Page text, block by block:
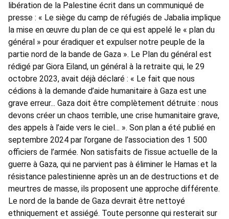
libération de la Palestine écrit dans un communiqué de
presse : « Le siège du camp de réfugiés de Jabalia implique
la mise en œuvre du plan de ce qui est appelé le « plan du
général » pour éradiquer et expulser notre peuple de la
partie nord de la bande de Gaza ». Le Plan du général est
rédigé par Giora Eiland, un général à la retraite qui, le 29
octobre 2023, avait déjà déclaré : « Le fait que nous
cédions à la demande d’aide humanitaire à Gaza est une
grave erreur... Gaza doit être complètement détruite : nous
devons créer un chaos terrible, une crise humanitaire grave,
des appels à l’aide vers le ciel... ». Son plan a été publié en
septembre 2024 par l’organe de l’association des 1 500
officiers de l’armée. Non satisfaits de l’issue actuelle de la
guerre à Gaza, qui ne parvient pas à éliminer le Hamas et la
résistance palestinienne après un an de destructions et de
meurtres de masse, ils proposent une approche différente.
Le nord de la bande de Gaza devrait être nettoyé
ethniquement et assiégé. Toute personne qui resterait sur